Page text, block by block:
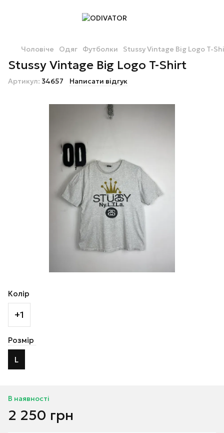
Чоловіче Одяг Футболки Stussy Vintage Big Logo T-
Stussy Vintage Big Logo T-Shirt
Артикул: 34657 Написати відгук
Колір
+1
Розмір
L
В наявності
2 250 грн